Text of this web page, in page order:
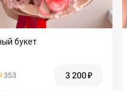
букет
353 3 200₽